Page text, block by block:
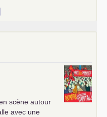
scène autour
avec une